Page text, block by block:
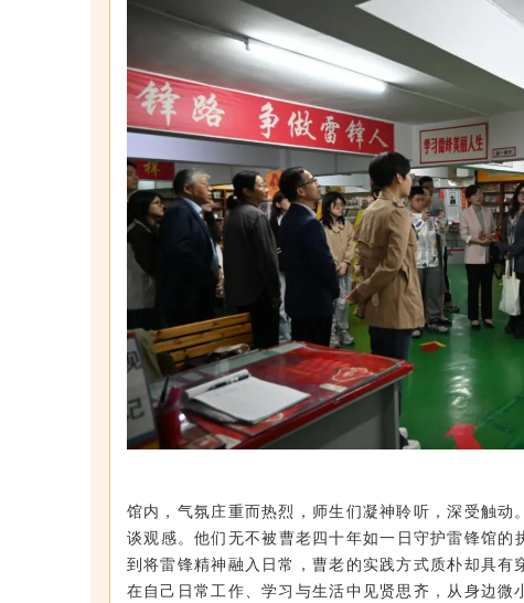
馆内，气氛庄重而热烈，师生们凝神聆听，深受触动
谈观感。他们无不被曹老四十年如一日守护雷锋馆
到将雷锋精神融入日常，曹老的实践方式质朴却具
在自己日常工作、学习与生活中见贤思齐，从身边微